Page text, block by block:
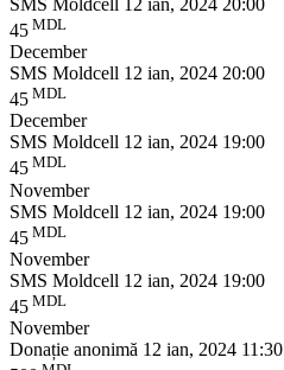
45 MDL
December
SMS Moldcell 12 ian, 2024 20:00
45 MDL
December
SMS Moldcell 12 ian, 2024 19:00
45 MDL
November
SMS Moldcell 12 ian, 2024 19:00
45 MDL
November
SMS Moldcell 12 ian, 2024 19:00
45 MDL
November
Donație anonimă 12 ian, 2024 11:30